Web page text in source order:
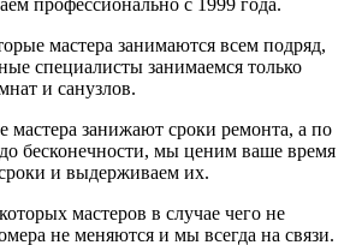
мастера занимаются всем подряд,
специалисты занимаемся только
и санузлов.
занижают сроки ремонта, а по
до бесконечности, мы ценим ваше время
и выдерживаем их.
мастеров в случае чего не
не меняются и мы всегда на связи.